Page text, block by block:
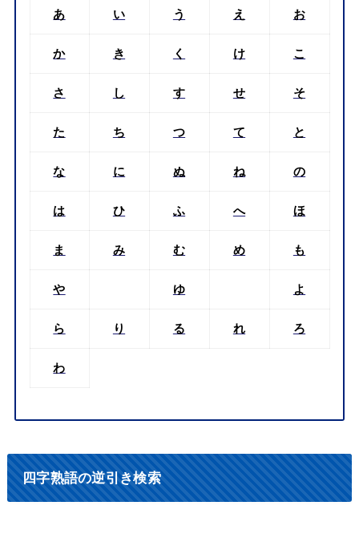
あ い う え お
か き く け こ
さ し す せ そ
た ち つ て と
な に ぬ ね の
は ひ ふ へ ほ
ま み む め も
や ゆ よ
ら り る れ ろ
わ
四字熟語の逆引き検索